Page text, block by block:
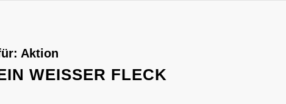
Aktion
WEISSER FLECK